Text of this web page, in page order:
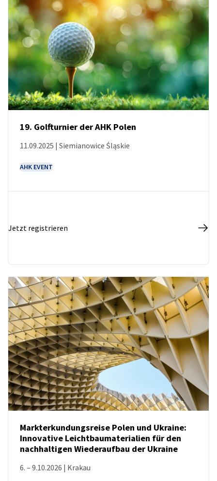
VERANSTALTUNG
19. Golfturnier der AHK Polen
11.09.2025 | Siemianowice Śląskie
AHK EVENT
Jetzt registrieren
VERANSTALTUNG
Markterkundungsreise Polen und Ukraine:
Innovative Leichtbaumaterialien für den
nachhaltigen Wiederaufbau der Ukraine
6. – 9.10.2026 | Krakau